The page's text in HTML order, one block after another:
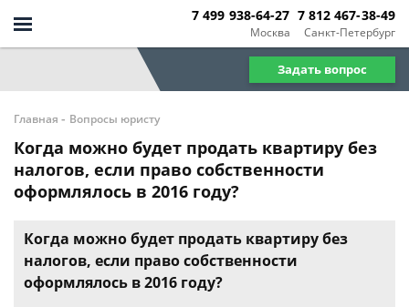
Москва
7 499 938-64-27
Санкт-Петербург
7 812 467-38-49
Задать вопрос
Главная - Вопросы юристу
Когда можно будет продать квартиру без
налогов, если право собственности
оформлялось в 2016 году?
Когда можно будет продать квартиру без
налогов, если право собственности
оформлялось в 2016 году?